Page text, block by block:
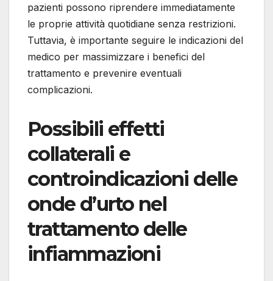
pazienti possono riprendere immediatamente
le proprie attività quotidiane senza restrizioni.
Tuttavia, è importante seguire le indicazioni del
medico per massimizzare i benefici del
trattamento e prevenire eventuali
complicazioni.
Possibili effetti
collaterali e
controindicazioni delle
onde d’urto nel
trattamento delle
infiammazioni